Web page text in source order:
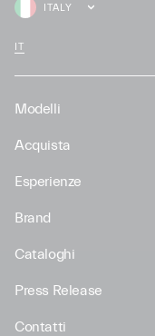
Modelli
Acquista
Esperienze
Brand
Cataloghi
Press Release
Contatti
ITALY
IT